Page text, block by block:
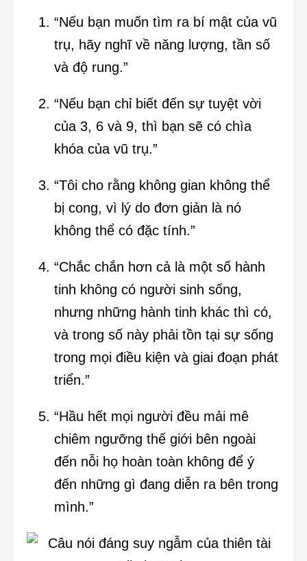
“Nếu bạn muốn tìm ra bí mật của vũ
trụ, hãy nghĩ về năng lượng, tần số
và độ rung.”
“Nếu bạn chỉ biết đến sự tuyệt vời
của 3, 6 và 9, thì bạn sẽ có chìa
khóa của vũ trụ.”
“Tôi cho rằng không gian không thể
bị cong, vì lý do đơn giản là nó
không thể có đặc tính.”
“Chắc chắn hơn cả là một số hành
tinh không có người sinh sống,
nhưng những hành tinh khác thì có,
và trong số này phải tồn tại sự sống
trong mọi điều kiện và giai đoạn phát
triển.”
“Hầu hết mọi người đều mải mê
chiêm ngưỡng thế giới bên ngoài
đến nỗi họ hoàn toàn không để ý
đến những gì đang diễn ra bên trong
mình.”